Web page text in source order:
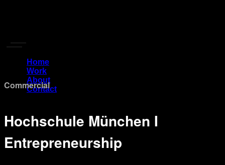
Home
Work
About
Contact
Commercial
Hochschule München I
Entrepreneurship